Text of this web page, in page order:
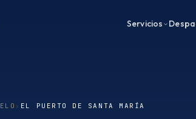
Servicios
› EL PUERTO DE SANTA MARÍA